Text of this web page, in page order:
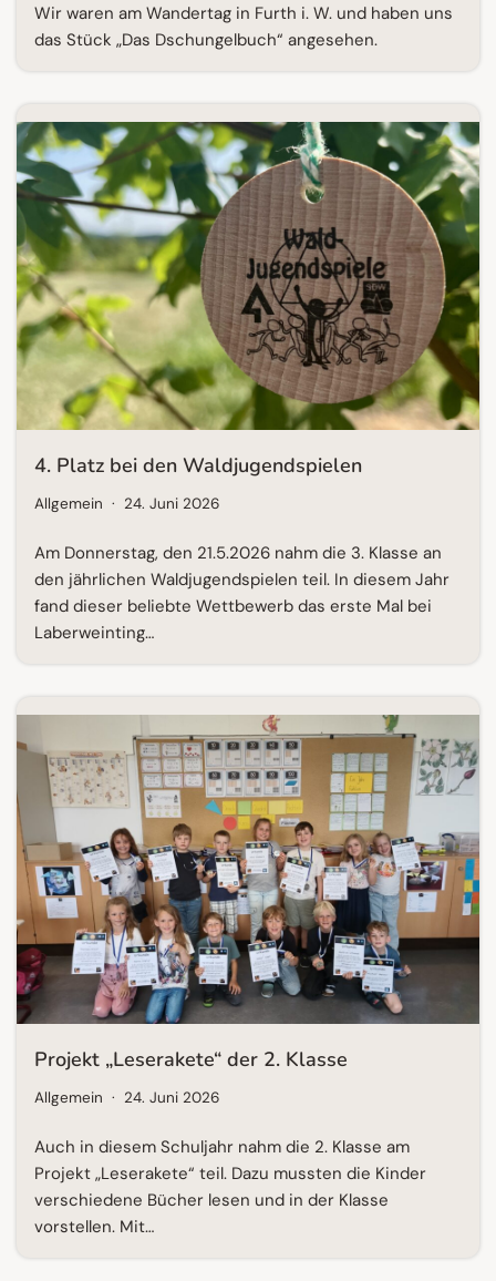
Wir waren am Wandertag in Furth i. W. und haben uns
das Stück „Das Dschungelbuch“ angesehen.
4. Platz bei den Waldjugendspielen
Allgemein 24. Juni 2026
Am Donnerstag, den 21.5.2026 nahm die 3. Klasse an
den jährlichen Waldjugendspielen teil. In diesem Jahr
fand dieser beliebte Wettbewerb das erste Mal bei
Laberweinting…
Projekt „Leserakete“ der 2. Klasse
Allgemein 24. Juni 2026
Auch in diesem Schuljahr nahm die 2. Klasse am
Projekt „Leserakete“ teil. Dazu mussten die Kinder
verschiedene Bücher lesen und in der Klasse
vorstellen. Mit…